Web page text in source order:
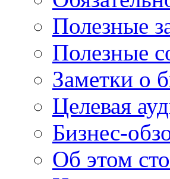
Полезные
Полезные
Заметки о
Целевая
Бизнес-
Об этом